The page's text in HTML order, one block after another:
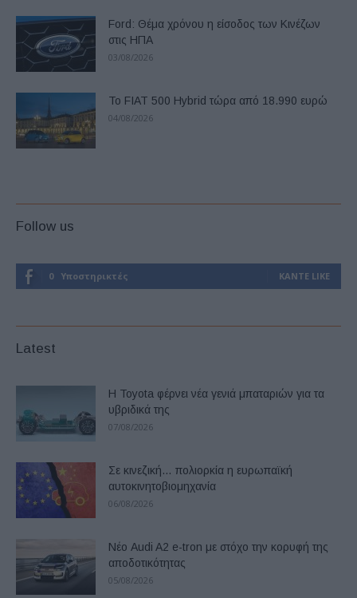
Ford: Θέμα χρόνου η είσοδος των Κινέζων
στις ΗΠΑ
03/08/2026
Το FIAT 500 Hybrid τώρα από 18.990 ευρώ
04/08/2026
Follow us
0 Υποστηρικτές ΚΆΝΤΕ LIKE
Latest
Η Toyota φέρνει νέα γενιά μπαταριών για τα
υβριδικά της
07/08/2026
Σε κινεζική… πολιορκία η ευρωπαϊκή
αυτοκινητοβιομηχανία
06/08/2026
Νέο Audi A2 e-tron με στόχο την κορυφή της
αποδοτικότητας
05/08/2026